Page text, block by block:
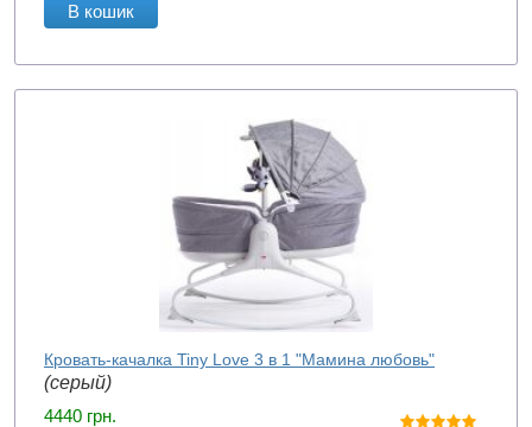
В кошик
Кровать-качалка Tiny Love 3 в 1 "Мамина любовь"
(серый)
4440 грн.